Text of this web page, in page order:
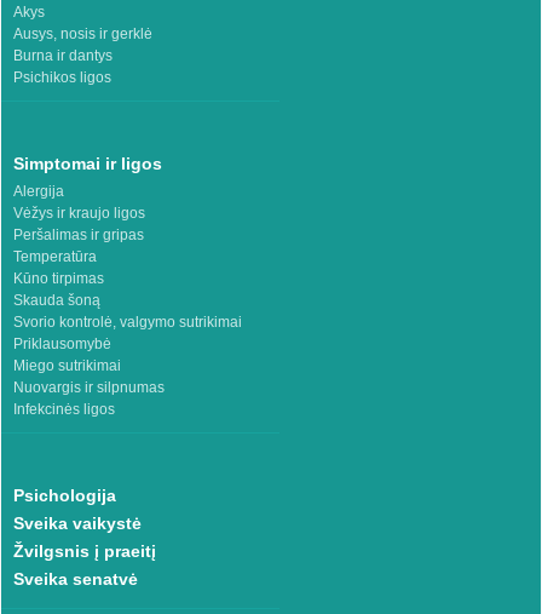
Akys
Ausys, nosis ir gerklė
Burna ir dantys
Psichikos ligos
Simptomai ir ligos
Alergija
Vėžys ir kraujo ligos
Peršalimas ir gripas
Temperatūra
Kūno tirpimas
Skauda šoną
Svorio kontrolė, valgymo sutrikimai
Priklausomybė
Miego sutrikimai
Nuovargis ir silpnumas
Infekcinės ligos
Psichologija
Sveika vaikystė
Žvilgsnis į praeitį
Sveika senatvė